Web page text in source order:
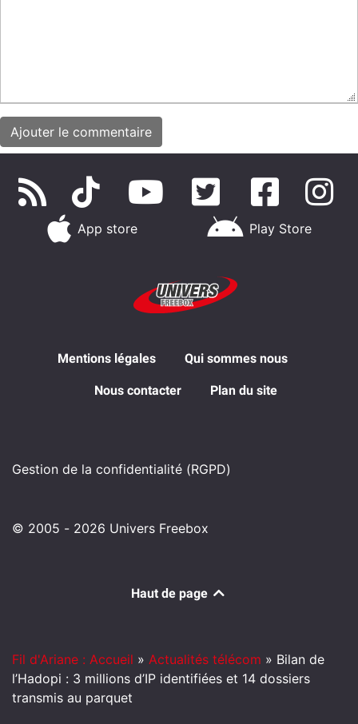
App store Play Store
Mentions légales Qui sommes nous
Nous contacter Plan du site
Gestion de la confidentialité (RGPD)
© 2005 - 2026 Univers Freebox
Haut de page
Fil d'Ariane : Accueil » Actualités télécom » Bilan de
l’Hadopi : 3 millions d’IP identifiées et 14 dossiers
transmis au parquet